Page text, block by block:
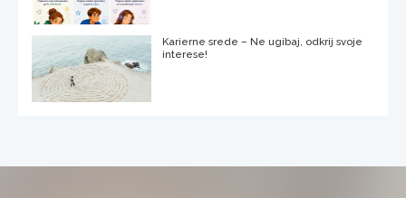
Karierne srede – Ne ugibaj, odkrij svoje
interese!